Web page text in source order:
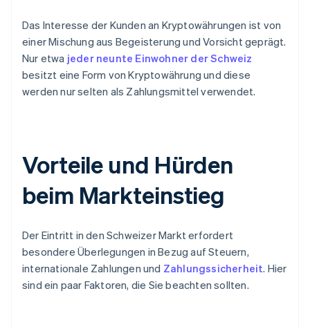
Das Interesse der Kunden an Kryptowährungen ist von
einer Mischung aus Begeisterung und Vorsicht geprägt.
Nur etwa jeder neunte Einwohner der Schweiz
besitzt eine Form von Kryptowährung und diese
werden nur selten als Zahlungsmittel verwendet.
Vorteile und Hürden
beim Markteinstieg
Der Eintritt in den Schweizer Markt erfordert
besondere Überlegungen in Bezug auf Steuern,
internationale Zahlungen und Zahlungssicherheit. Hier
sind ein paar Faktoren, die Sie beachten sollten.